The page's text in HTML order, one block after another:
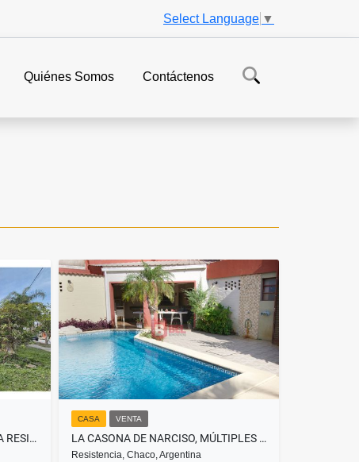
Select Language ▼
Quiénes Somos Contáctenos
CASA 3 DORMITORIOS EN ZONA RESIDENCIAL A EXCELENTE PRECIO!
CASA VENTA
LA CASONA DE NARCISO, MÚLTIPLES AMBIENTES SOBRE AVENIDA!
Resistencia, Chaco, Argentina